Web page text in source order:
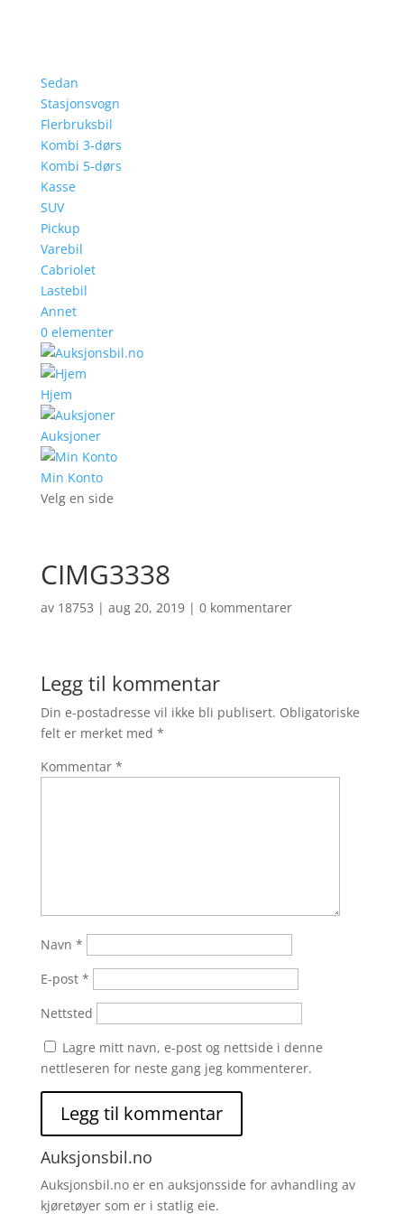
Sedan
Stasjonsvogn
Flerbruksbil
Kombi 3-dørs
Kombi 5-dørs
Kasse
SUV
Pickup
Varebil
Cabriolet
Lastebil
Annet
0 elementer
Hjem
Auksjoner
Min Konto
Velg en side
CIMG3338
av 18753 | aug 20, 2019| 0 kommentarer
Legg til kommentar
Din e-postadresse vil ikke bli publisert. Obligatoriske
felt er merket med *
Kommentar *
Navn *
E-post *
Nettsted
Lagre mitt navn, e-post og nettside i denne
nettleseren for neste gang jeg kommenterer.
Auksjonsbil.no
Auksjonsbil.no er en auksjonsside for avhandling av
kjøretøyer som er i statlig eie.